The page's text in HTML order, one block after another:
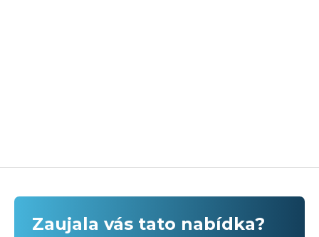
Zaujala vás tato nabídka?